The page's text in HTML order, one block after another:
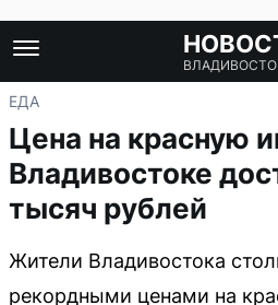
ЕДА
Цена на красную
Владивостоке
тысяч рублей
Жители Владивостока
рекордными ценами на